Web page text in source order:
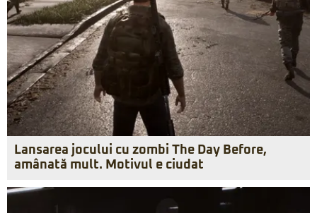
Lansarea jocului cu zombi The Day Before,
amânată mult. Motivul e ciudat